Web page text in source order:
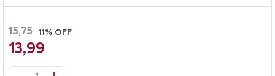
15,75 11% OFF
13,99